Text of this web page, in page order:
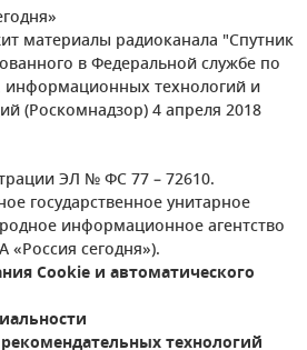
материалы радиоканала "Спутник
в Федеральной службе по
информационных технологий и
(Роскомнадзор) 4 апреля 2018
ЭЛ № ФС 77 – 72610.
государственное унитарное
информационное агентство
«Россия сегодня»).
Cookie и автоматического
технологий